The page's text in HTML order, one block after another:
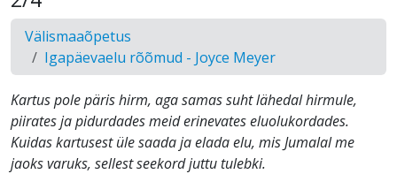
Välismaaõpetus
Igapäevaelu rõõmud - Joyce Meyer
Kartus pole päris hirm, aga samas suht lähedal hirmule,
piirates ja pidurdades meid erinevates eluolukordades.
Kuidas kartusest üle saada ja elada elu, mis Jumalal me
jaoks varuks, sellest seekord juttu tulebki.